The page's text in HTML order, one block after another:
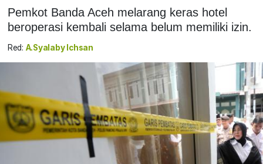
Pemkot Banda Aceh melarang keras hotel
beroperasi kembali selama belum memiliki izin.
Red: A.Syalaby Ichsan